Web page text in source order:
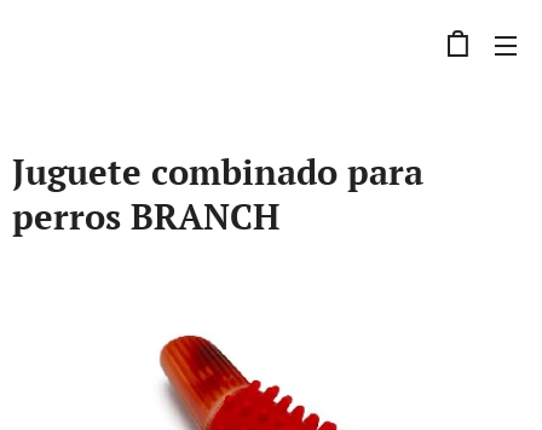
Juguete combinado para
perros BRANCH